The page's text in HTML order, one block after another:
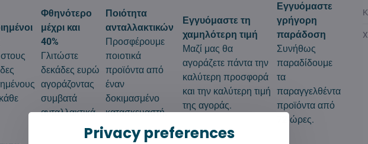
Φθηνότερο
μέχρι και
40%
Γλιτώστε
δεκάδες ευρώ
αγοράζοντας
συμβατά
ανταλλακτικά.
Ποιότητα
ανταλλακτικών
Προσφέρουμε
ποιοτικά
προϊόντα από
έναν
δοκιμασμένο
κατασκευαστή.
Εγγυόμαστε τη
χαμηλότερη τιμή
Μαζί μας θα
αγοράζετε πάντα την
καλύτερη προσφορά
και την καλύτερη τιμή
της αγοράς.
Εγγυόμαστε
γρήγορη
παράδοση
Συνήθως
παραδίδουμε
τα
παραγγελθέντα
προϊόντα από
72 ώρες.
Privacy preferences